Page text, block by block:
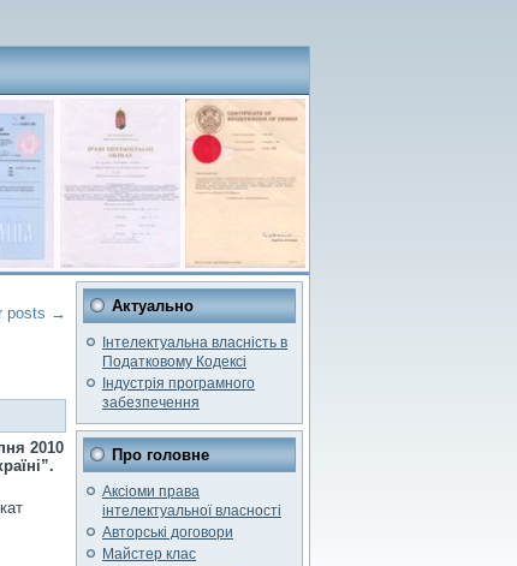
posts →
2010
Актуально
Інтелектуальна власність в
Податковому Кодексі
Індустрія програмного
забезпечення
Про головне
Аксіоми права
інтелектуальної власності
Авторські договори
Майстер клас